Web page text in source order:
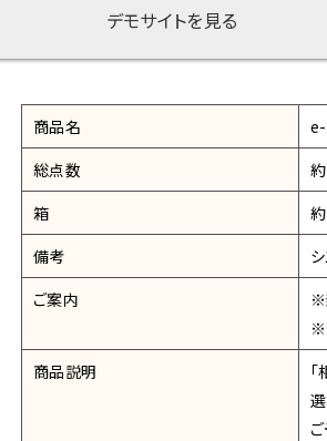
デモサイトを見る
商品名
総点数
箱
備考
ご案内
※
※
商品説明